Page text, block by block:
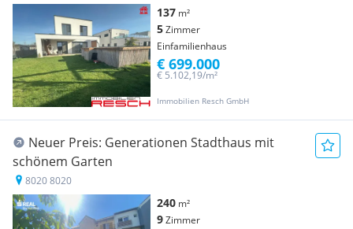
137 m²
5Zimmer
Einfamilienhaus
Immobilien Resch GmbH
€ 5.102,19/m²
€ 699.000
Neuer Preis: Generationen Stadthaus mit
schönem Garten
8020 8020
240 m²
9Zimmer